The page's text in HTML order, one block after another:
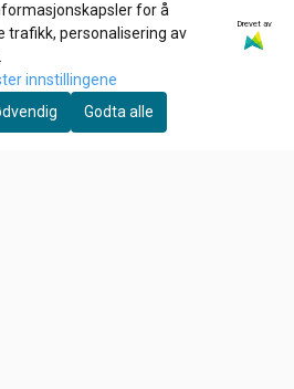
GARDNER-WESTCOTT
3/8-16 X 3/4 INCH Allen
bolt
26,-
for å
trafikk, personalisering av
Drevet av
innstillingene
Godta alle